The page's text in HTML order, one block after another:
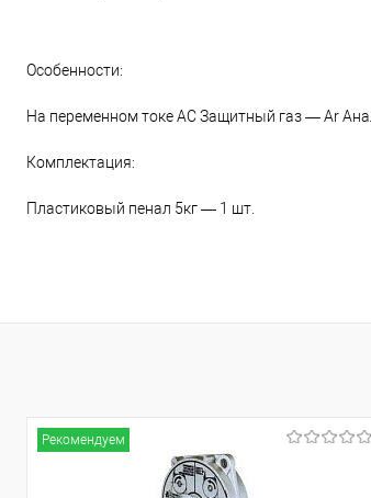
Особенности:
На переменном токе AC Защитный газ — Ar
Комплектация:
Пластиковый пенал 5кг — 1 шт.
Рекомендуем